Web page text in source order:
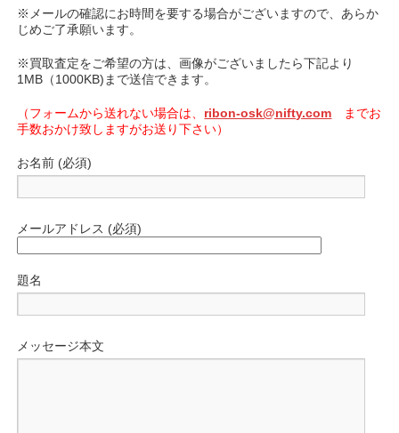
※メールの確認にお時間を要する場合がございますので、あらか
じめご了承願います。
※買取査定をご希望の方は、画像がございましたら下記より
1MB（1000KB)まで送信できます。
（フォームから送れない場合は、 ribon-osk@nifty.com までお
手数おかけ致しますがお送り下さい）
お名前 (必須)
メールアドレス (必須)
題名
メッセージ本文